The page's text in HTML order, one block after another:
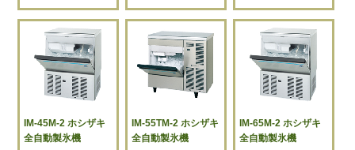
IM-45M-2 ホシザキ
全自動製氷機
IM-55TM-2 ホシザキ
全自動製氷機
IM-65M-2 ホシザキ
全自動製氷機